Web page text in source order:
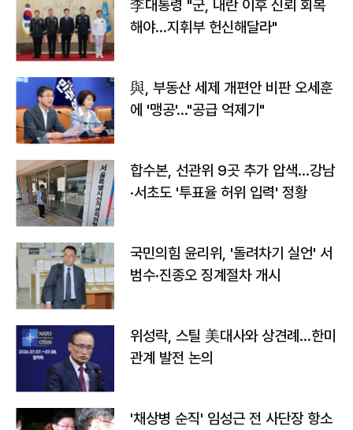
李대통령 "군, 내란 이후 신뢰 회복
해야…지휘부 헌신해달라"
與, 부동산 세제 개편안 비판 오세훈
에 '맹공'…"공급 억제기"
합수본, 선관위 9곳 추가 압색…강남
·서초도 '투표율 허위 입력' 정황
국민의힘 윤리위, '돌려차기 실언' 서
범수·진종오 징계절차 개시
위성락, 스틸 美대사와 상견례…한미
관계 발전 논의
'채상병 순직' 임성근 전 사단장 항소